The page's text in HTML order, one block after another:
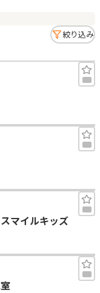
絞り込み
マイルキッズ